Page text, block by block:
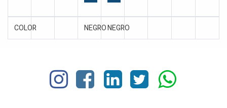
COLOR NEGRONEGRO